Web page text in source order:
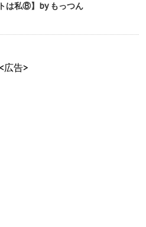
は私⑧】by もっつん
<広告>